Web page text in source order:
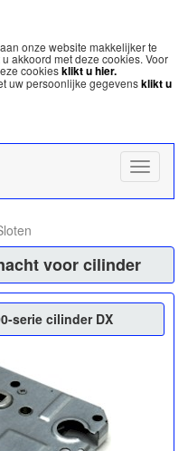
onze website makkelijker te
akkoord met deze cookies. Voor
cookiesklikt u hier.
uw persoonlijke gegevensklikt u
voor cilinder
serie cilinder DX